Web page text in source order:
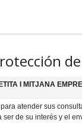
I MITJANA
atender sus
de su interés y el